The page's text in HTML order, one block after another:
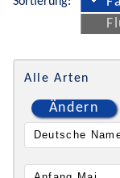
Alle Arten
Ändern